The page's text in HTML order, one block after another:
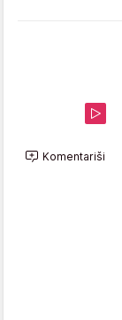
Komentariši